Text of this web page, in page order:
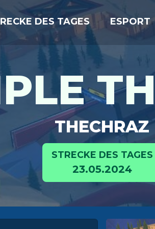
DES TAGES ESPORT
THECHRAZ
STRECKE DES TAGES
23.05.2024